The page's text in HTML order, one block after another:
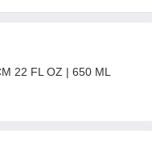
22 FL OZ | 650 ML